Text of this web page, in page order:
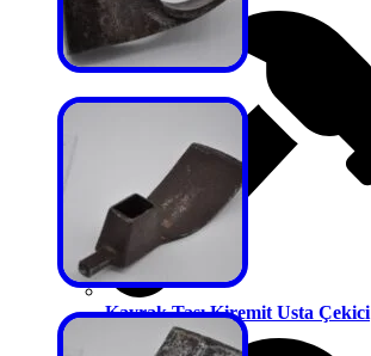
Kayrak Taşı Kiremit Usta Çekici